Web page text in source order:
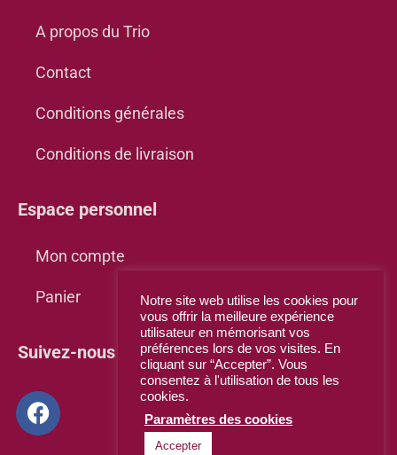
A propos du Trio
Contact
Conditions générales
Conditions de livraison
Espace personnel
Mon compte
Panier
Suivez-nous sur Facebook
Notre site web utilise les cookies pour
vous offrir la meilleure expérience
utilisateur en mémorisant vos
préférences lors de vos visites. En
cliquant sur “Accepter”. Vous
consentez à l'utilisation de tous les
cookies.
Paramètres des cookies
Accepter